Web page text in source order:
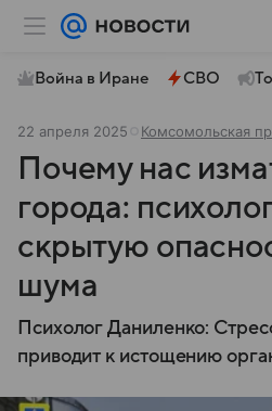
Война в Иране СВО
22 апреля 2025 Комсомольская
Почему нас
города:
скрытую
шума
Психолог Даниленко:
приводит к истощению